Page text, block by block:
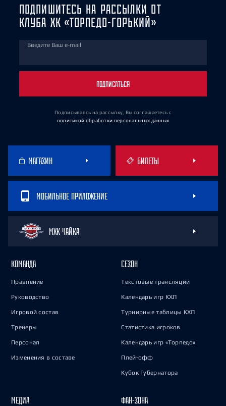
ПОДПИШИТЕСЬ НА РАССЫЛКИ ОТ
КЛУБА ХК «ТОРПЕДО-ГОРЬКИЙ»
Введите Ваш e-mail
ПОДПИСАТЬСЯ
Подписываясь на рассылку, Вы соглашаетесь с
политикой обработки персональных данных
МАГАЗИН БИЛЕТЫ
МОБИЛЬНОЕ ПРИЛОЖЕНИЕ
МХК ЧАЙКА
КОМАНДА
Правление
Руководство
Игровой состав
Тренеры
Персонал
Изменения в составе
СЕЗОН
Текстовые трансляции
Календарь игр КХЛ
Турнирные таблицы КХЛ
Статистика игроков
Календарь игр «Торпедо»
Плей-офф
Кубок Губернатора
МЕДИА ФАН-ЗОНА